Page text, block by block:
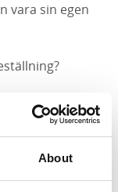
About
vara sin egen
på
2026
paus.
från 15 år.